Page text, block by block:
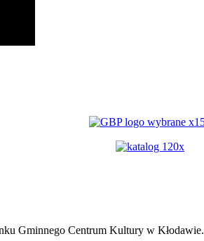
Gminnego Centrum Kultury w Kłodawie.